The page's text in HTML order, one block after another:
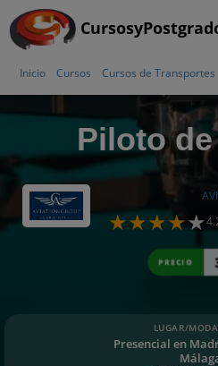
Inicio Cursos Cursos de Transportes
Piloto
PRECIO
LUGAR/
Presencial en